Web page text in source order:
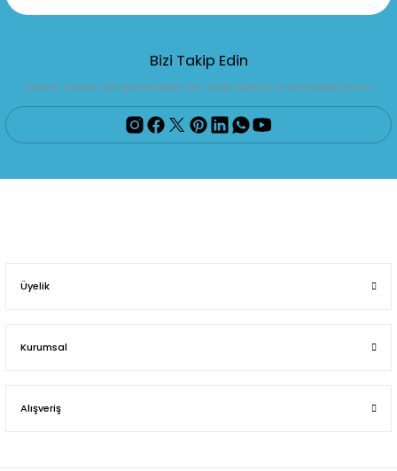
Bizi Takip Edin
Sosyal medya hesaplarımızdan bizi takip edebilir ve paylaşabilirsiniz.
Üyelik
Kurumsal
Alışveriş